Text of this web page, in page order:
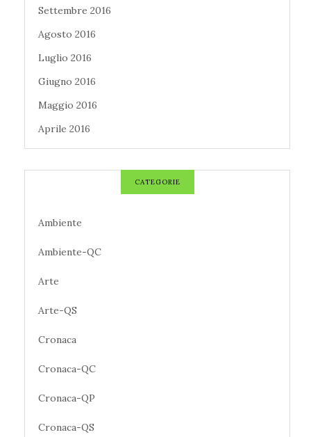
Settembre 2016
Agosto 2016
Luglio 2016
Giugno 2016
Maggio 2016
Aprile 2016
CATEGORIE
Ambiente
Ambiente-QC
Arte
Arte-QS
Cronaca
Cronaca-QC
Cronaca-QP
Cronaca-QS